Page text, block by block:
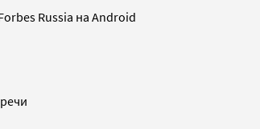
Russia на Android